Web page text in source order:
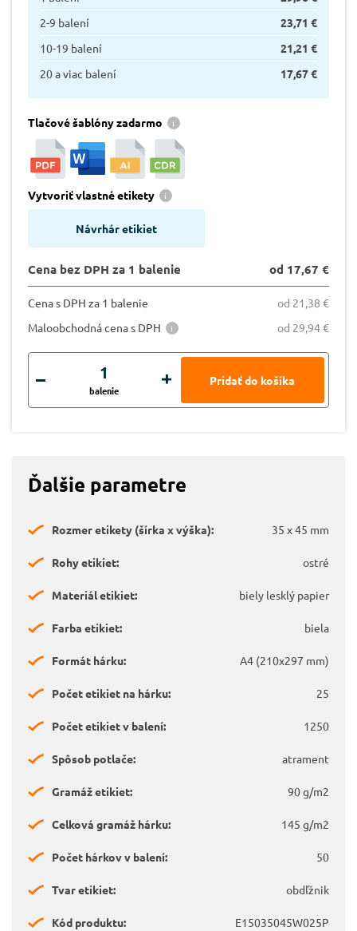
2-9 balení
23,71 €
10-19 balení
21,21 €
20 a viac balení
17,67 €
Tlačové šablóny zadarmo
Vytvoriť vlastné etikety
Návrhár etikiet
Cena bez DPH za 1 balenie od 17,67 €
Cena s DPH za 1 balenie
od 21,38 €
Maloobchodná cena s DPH
od 29,94 €
balenie
Ďalšie parametre
Rozmer etikety (šírka x výška): 35 x 45 mm
Rohy etikiet: ostré
Materiál etikiet: biely lesklý papier
Farba etikiet: biela
Formát hárku: A4 (210x297 mm)
Počet etikiet na hárku: 25
Počet etikiet v balení: 1250
Spôsob potlače: atrament
Gramáž etikiet: 90 g/m2
Celková gramáž hárku: 145 g/m2
Počet hárkov v balení: 50
Tvar etikiet: obdľžnik
Kód produktu: E15035045W025P